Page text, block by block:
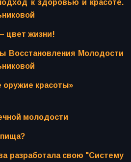
к здоровью и красоте.
цвет жизни!
Восстановления Молодости
оружие красоты»
молодости
разработала свою "Систему